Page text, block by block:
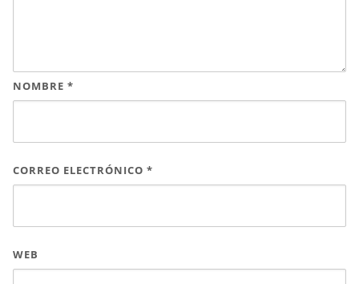
NOMBRE *
CORREO ELECTRÓNICO *
WEB